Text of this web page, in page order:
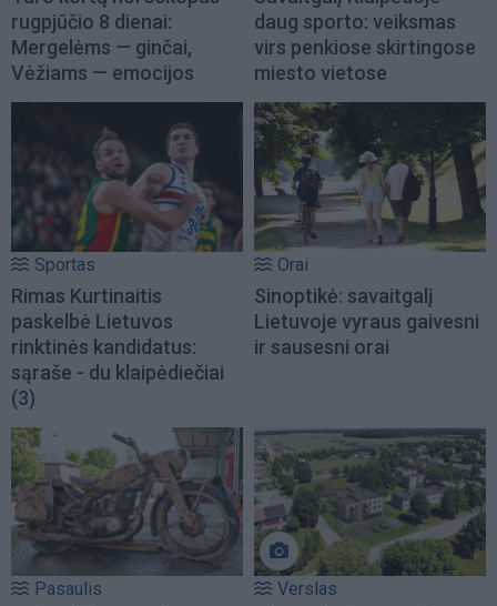
rugpjūčio 8 dienai:
Mergelėms — ginčai,
Vėžiams — emocijos
daug sporto: veiksmas
virs penkiose skirtingose
miesto vietose
Sportas
Rimas Kurtinaitis
paskelbė Lietuvos
rinktinės kandidatus:
sąraše - du klaipėdiečiai
(3)
Orai
Sinoptikė: savaitgalį
Lietuvoje vyraus gaivesni
ir sausesni orai
Pasaulis Verslas